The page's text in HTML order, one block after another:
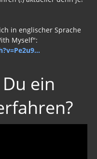
in englischer Sprache
Myself":
ein